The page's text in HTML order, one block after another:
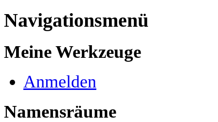
Navigationsmenü
Meine Werkzeuge
Anmelden
Namensräume